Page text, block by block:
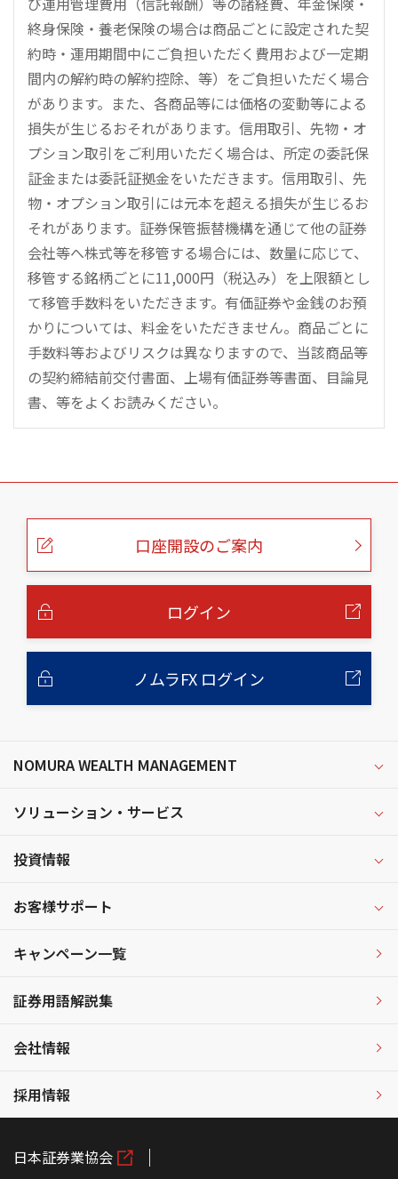
終身保険・養老保険の場合は商品ごとに設定された契
約時・運用期間中にご負担いただく費用および一定期
間内の解約時の解約控除、等）をご負担いただく場合
があります。また、各商品等には価格の変動等による
損失が生じるおそれがあります。信用取引、先物・オ
プション取引をご利用いただく場合は、所定の委託保
証金または委託証拠金をいただきます。信用取引、先
物・オプション取引には元本を超える損失が生じるお
それがあります。証券保管振替機構を通じて他の証券
会社等へ株式等を移管する場合には、数量に応じて、
移管する銘柄ごとに11,000円（税込み）を上限額とし
て移管手数料をいただきます。有価証券や金銭のお預
かりについては、料金をいただきません。商品ごとに
手数料等およびリスクは異なりますので、当該商品等
の契約締結前交付書面、上場有価証券等書面、目論見
書、等をよくお読みください。
こ
口座開設のご案内
ログイン
ノムラFX ログイン
NOMURA WEALTH MANAGEMENT
ソリューション・サービス
投資情報
お客様サポート
キャンペーン一覧
証券用語解説集
会社情報
採用情報
日本証券業協会